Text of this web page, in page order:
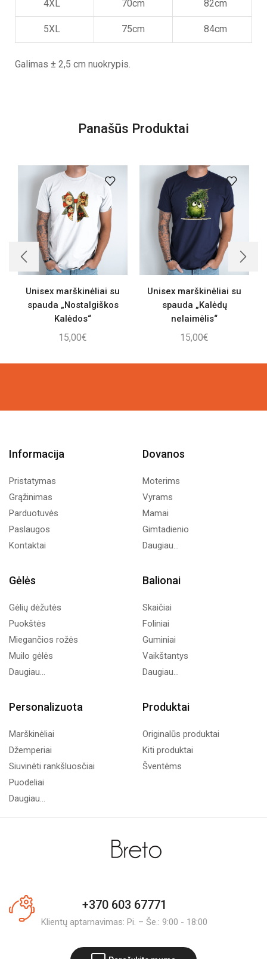
4XL 70cm 82cm
5XL 75cm 84cm
Galimas ± 2,5 cm nuokrypis.
Panašūs Produktai
Unisex marškinėliai su
spauda „Nostalgiškos
Kalėdos“
15,00€
Unisex marškinėliai su
spauda „Kalėdų
nelaimėlis“
15,00€
Informacija
Pristatymas
Grąžinimas
Parduotuvės
Paslaugos
Kontaktai
Dovanos
Moterims
Vyrams
Mamai
Gimtadienio
Daugiau...
Gėlės
Gėlių dėžutės
Puokštės
Miegančios rožės
Muilo gėlės
Daugiau...
Balionai
Skaičiai
Foliniai
Guminiai
Vaikštantys
Daugiau...
Personalizuota
Marškinėliai
Džemperiai
Siuvinėti rankšluosčiai
Puodeliai
Daugiau...
Produktai
Originalūs produktai
Kiti produktai
Šventėms
+370 603 67771
Klientų aptarnavimas: Pi. – Še.: 9:00 - 18:00